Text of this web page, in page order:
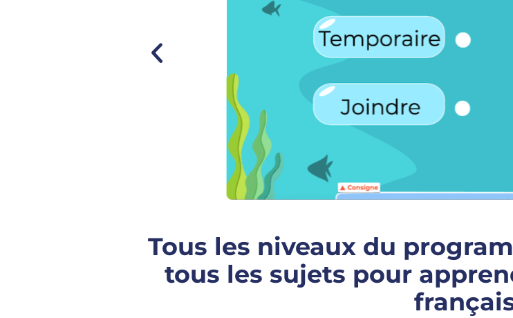
Tous les niveaux du
tous les sujets pour